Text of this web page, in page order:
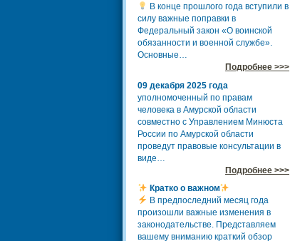
В конце прошлого года вступили в
силу важные поправки в
Федеральный закон «О воинской
обязанности и военной службе».
Основные…
Подробнее >>>
09 декабря 2025 года
уполномоченный по правам
человека в Амурской области
совместно с Управлением Минюста
России по Амурской области
проведут правовые консультации в
виде…
Подробнее >>>
Кратко о важном
В предпоследний месяц года
произошли важные изменения в
законодательстве. Представляем
вашему вниманию краткий обзор